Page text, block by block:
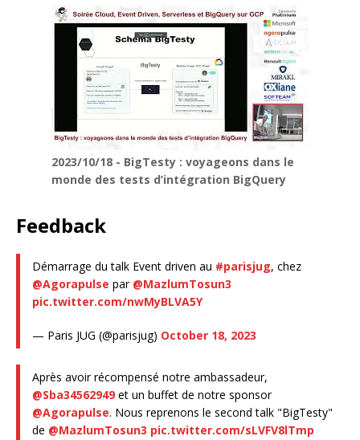
2023/10/18 - BigTesty : voyageons dans le
monde des tests d’intégration BigQuery
Feedback
Démarrage du talk Event driven au #parisjug, chez
@Agorapulse par @MazlumTosun3
pic.twitter.com/nwMyBLVA5Y
— Paris JUG (@parisjug) October 18, 2023
Après avoir récompensé notre ambassadeur,
@Sba34562949 et un buffet de notre sponsor
@Agorapulse. Nous reprenons le second talk "BigTesty"
de @MazlumTosun3 pic.twitter.com/sLVFV8lTmp